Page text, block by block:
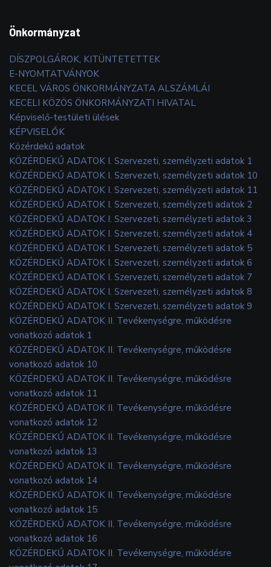
Önkormányzat
DÍSZPOLGÁROK, KITÜNTETETTEK
E-NYOMTATVÁNYOK
KECEL VÁROS ÖNKORMÁNYZATA ALSZÁMLÁI
KECELI KÖZÖS ÖNKORMÁNYZATI HIVATAL
Képviselő-testületi ülések
KÉPVISELŐK
Közérdekű adatok
KÖZÉRDEKŰ ADATOK I. Szervezeti, személyzeti adatok 1
KÖZÉRDEKŰ ADATOK I. Szervezeti, személyzeti adatok 10
KÖZÉRDEKŰ ADATOK I. Szervezeti, személyzeti adatok 11
KÖZÉRDEKŰ ADATOK I. Szervezeti, személyzeti adatok 2
KÖZÉRDEKŰ ADATOK I. Szervezeti, személyzeti adatok 3
KÖZÉRDEKŰ ADATOK I. Szervezeti, személyzeti adatok 4
KÖZÉRDEKŰ ADATOK I. Szervezeti, személyzeti adatok 5
KÖZÉRDEKŰ ADATOK I. Szervezeti, személyzeti adatok 6
KÖZÉRDEKŰ ADATOK I. Szervezeti, személyzeti adatok 7
KÖZÉRDEKŰ ADATOK I. Szervezeti, személyzeti adatok 8
KÖZÉRDEKŰ ADATOK I. Szervezeti, személyzeti adatok 9
KÖZÉRDEKŰ ADATOK II. Tevékenységre, működésre
vonatkozó adatok 1
KÖZÉRDEKŰ ADATOK II. Tevékenységre, működésre
vonatkozó adatok 10
KÖZÉRDEKŰ ADATOK II. Tevékenységre, működésre
vonatkozó adatok 11
KÖZÉRDEKŰ ADATOK II. Tevékenységre, működésre
vonatkozó adatok 12
KÖZÉRDEKŰ ADATOK II. Tevékenységre, működésre
vonatkozó adatok 13
KÖZÉRDEKŰ ADATOK II. Tevékenységre, működésre
vonatkozó adatok 14
KÖZÉRDEKŰ ADATOK II. Tevékenységre, működésre
vonatkozó adatok 15
KÖZÉRDEKŰ ADATOK II. Tevékenységre, működésre
vonatkozó adatok 16
KÖZÉRDEKŰ ADATOK II. Tevékenységre, működésre